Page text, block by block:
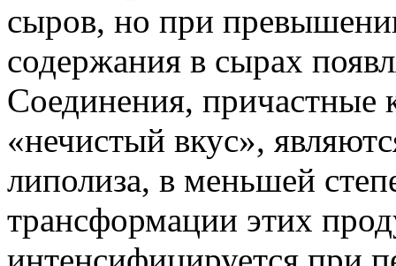
сыров, но при
содержания в сырах
Соединения,
«нечистый вкус»,
липолиза, в меньшей
трансформации этих